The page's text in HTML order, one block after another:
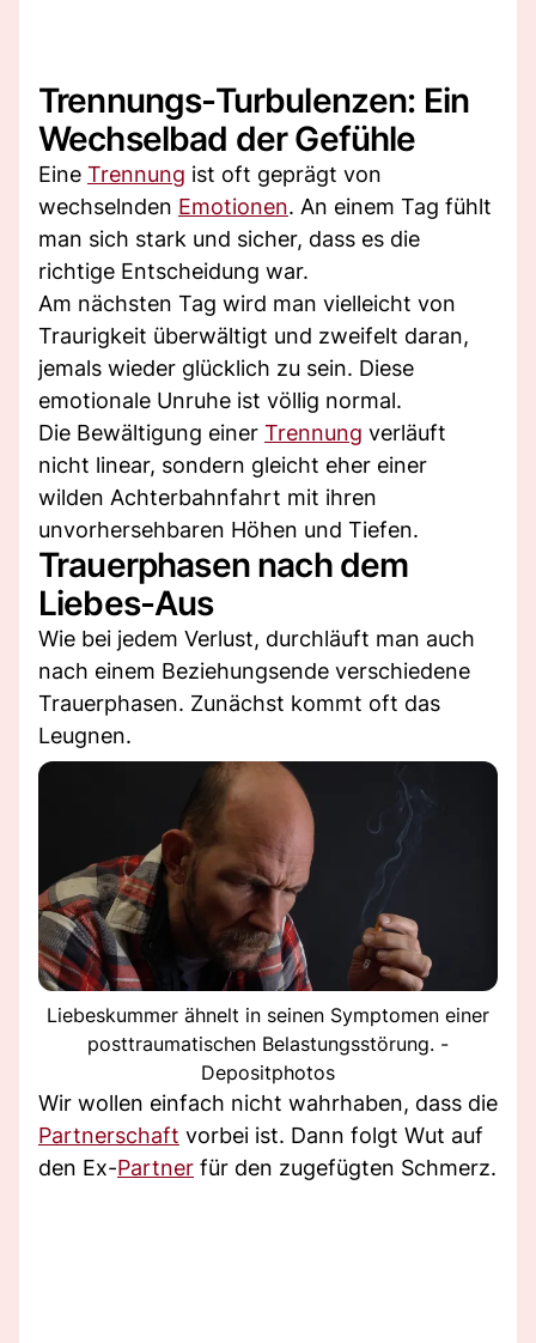
Trennungs-Turbulenzen: Ein
Wechselbad der Gefühle
Eine Trennung ist oft geprägt von
wechselnden Emotionen. An einem Tag fühlt
man sich stark und sicher, dass es die
richtige Entscheidung war.
Am nächsten Tag wird man vielleicht von
Traurigkeit überwältigt und zweifelt daran,
jemals wieder glücklich zu sein. Diese
emotionale Unruhe ist völlig normal.
Die Bewältigung einer Trennung verläuft
nicht linear, sondern gleicht eher einer
wilden Achterbahnfahrt mit ihren
unvorhersehbaren Höhen und Tiefen.
Trauerphasen nach dem
Liebes-Aus
Wie bei jedem Verlust, durchläuft man auch
nach einem Beziehungsende verschiedene
Trauerphasen. Zunächst kommt oft das
Leugnen.
Liebeskummer ähnelt in seinen Symptomen einer
posttraumatischen Belastungsstörung. -
Depositphotos
Wir wollen einfach nicht wahrhaben, dass die
Partnerschaft vorbei ist. Dann folgt Wut auf
den Ex-Partner für den zugefügten Schmerz.